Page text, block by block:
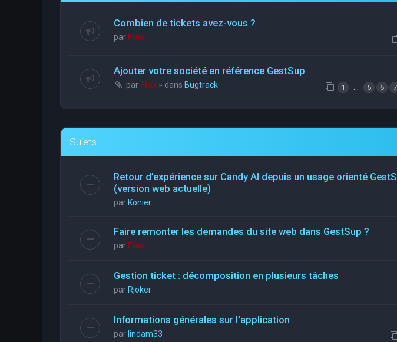
Combien de tickets avez-vous ?
par Flox
Ajouter votre société en référence GestSup
par Flox » dans Bugtrack 1 5 6 7
Sujets
Retour d’expérience sur Candy AI depuis un usage orienté
(version web actuelle)
par Konier
Faire remonter les demandes du site web dans GestSup ?
par Flox
Gestion ticket : décomposition en plusieurs tâches
par Rjoker
Informations générales sur l'application
par lindam33